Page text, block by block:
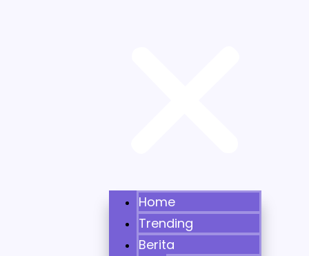
Home
Trending
Berita